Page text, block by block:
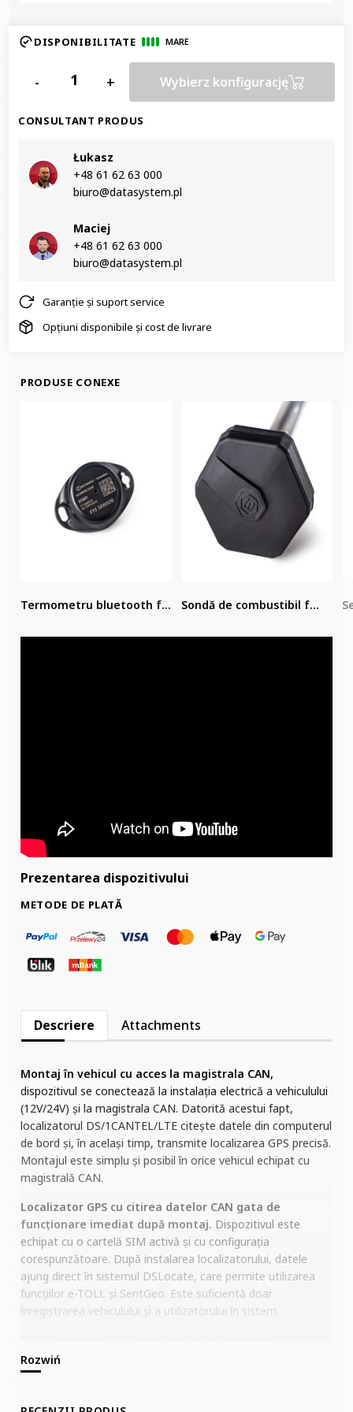
DISPONIBILITATE MARE
- + Wybierz konfigurację
CONSULTANT PRODUS
Łukasz
+48 61 62 63 000‬
biuro@datasystem.pl
Maciej
+48 61 62 63 000‬
biuro@datasystem.pl
Garanție și suport service
Opțiuni disponibile și cost de livrare
PRODUSE CONEXE
Termometru bluetooth f... Sondă de combustibil f...
Prezentarea dispozitivului
METODE DE PLATĂ
Descriere Attachments
Montaj în vehicul cu acces la magistrala CAN,
dispozitivul se conectează la instalația electrică a vehiculului
(12V/24V) și la magistrala CAN. Datorită acestui fapt,
localizatorul DS/1CANTEL/LTE citește datele din computerul
de bord și, în același timp, transmite localizarea GPS precisă.
Montajul este simplu și posibil în orice vehicul echipat cu
magistrală CAN.
Localizator GPS cu citirea datelor CAN gata de
funcționare imediat după montaj. Dispozitivul este
echipat cu o cartelă SIM activă și cu configurația
corespunzătoare. După instalarea localizatorului, datele
ajung direct în sistemul DSLocate, care permite utilizarea
funcțiilor e-TOLL și SentGeo. Este suficientă doar
înregistrarea vehiculului și a utilizatorului în sistem.
Localizatorul funcționează pe o perioadă aleasă (un an, doi
sau trei ani), după care se poate prelungi serviciul pentru